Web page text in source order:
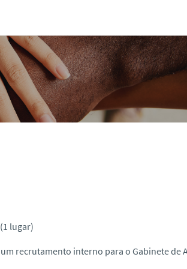
(1 lugar)
um recrutamento interno para o Gabinete de